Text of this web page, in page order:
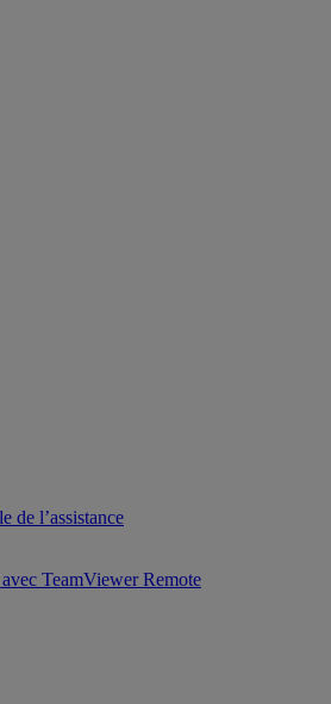
de l’assistance
TeamViewer Remote